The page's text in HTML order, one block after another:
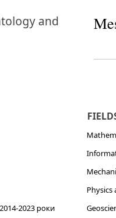
and
2023 роки